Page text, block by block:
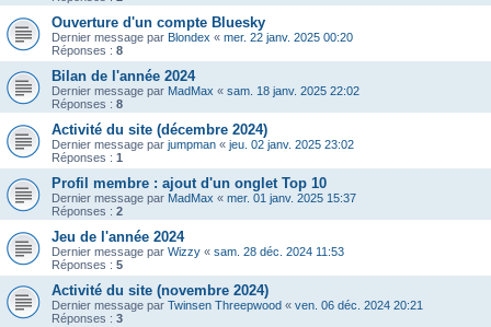
Ouverture d'un compte Bluesky
Dernier message par Blondex « mer. 22 janv. 2025 00:20
Réponses : 8
Bilan de l'année 2024
Dernier message par MadMax « sam. 18 janv. 2025 22:02
Réponses : 8
Activité du site (décembre 2024)
Dernier message par jumpman « jeu. 02 janv. 2025 23:02
Réponses : 1
Profil membre : ajout d'un onglet Top 10
Dernier message par MadMax « mer. 01 janv. 2025 15:37
Réponses : 2
Jeu de l'année 2024
Dernier message par Wizzy « sam. 28 déc. 2024 11:53
Réponses : 5
Activité du site (novembre 2024)
Dernier message par Twinsen Threepwood « ven. 06 déc. 2024 20:21
Réponses : 3